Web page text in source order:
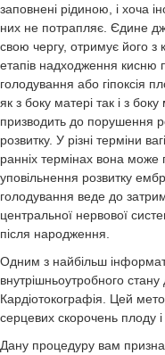
заповнені рідиною, і хоча
них не потрапляє. Єдине
свою чергу, отримує його з
етапів надходження кисню
голодування або гіпоксія
як з боку матері так і з
призводить до порушення
розвитку. У різні терміни
ранніх термінах вона може
уповільнення розвитку
голодування веде до
центральної нервової
після народження.
Одним з найбільш
внутрішньоутробного стану
Кардіотокографія. Цей
серцевих скорочень плоду і
Дану процедуру вам